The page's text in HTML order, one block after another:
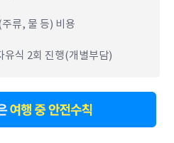
류, 물 등) 비용
유식 2회 진행(개별부담)